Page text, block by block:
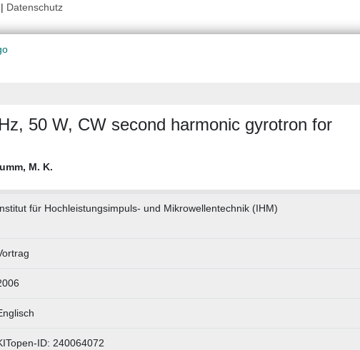
| Datenschutz
50 W, CW second harmonic gyrotron for
M. K.
für Hochleistungsimpuls- und Mikrowellentechnik (IHM)
ID: 240064072